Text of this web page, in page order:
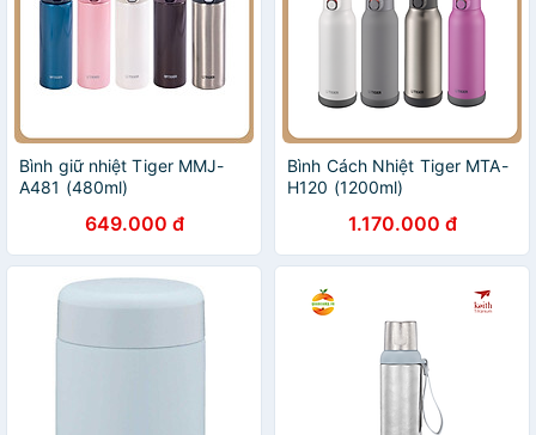
Bình giữ nhiệt Tiger MMJ-
A481 (480ml)
649.000 đ
Bình Cách Nhiệt Tiger MTA-
H120 (1200ml)
1.170.000 đ